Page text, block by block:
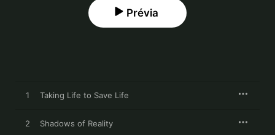
Prévia
1 Taking Life to Save Life
2 Shadows of Reality